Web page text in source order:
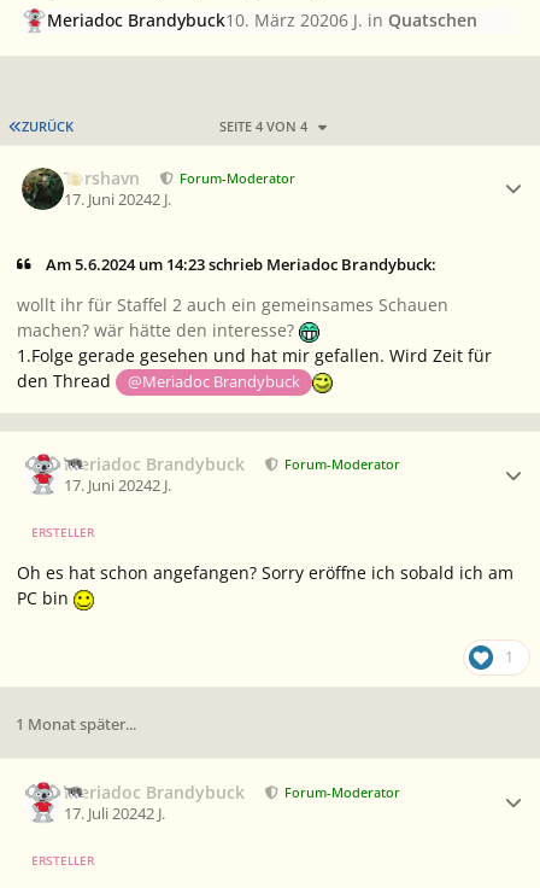
Meriadoc Brandybuck10. März 20206 J. in Quatschen
ERSTE SEITE
ZURÜCK SEITE 4 VON 4
Torshavn Forum-Moderator
17. Juni 20242 J.
Am 5.6.2024 um 14:23 schrieb Meriadoc Brandybuck:
wollt ihr für Staffel 2 auch ein gemeinsames Schauen
machen? wär hätte den interesse?
1.Folge gerade gesehen und hat mir gefallen. Wird Zeit für
den Thread
@Meriadoc Brandybuck
Meriadoc Brandybuck Forum-Moderator
17. Juni 20242 J.
ERSTELLER
Oh es hat schon angefangen? Sorry eröffne ich sobald ich am
PC bin
1
1 Monat später...
Meriadoc Brandybuck Forum-Moderator
17. Juli 20242 J.
ERSTELLER